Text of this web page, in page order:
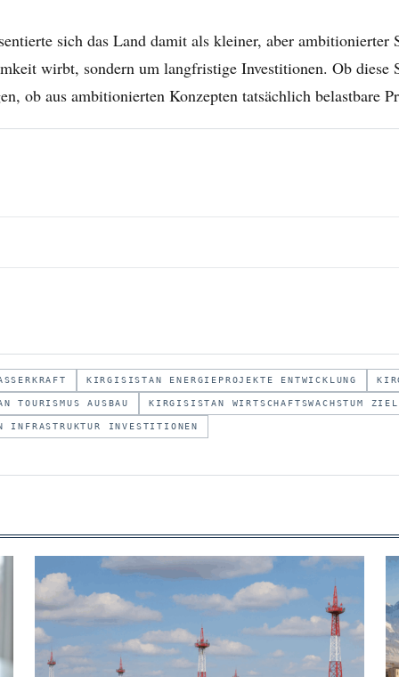
sich das Land damit als kleiner, aber ambitionierter
wirbt, sondern um langfristige Investitionen. Ob diese
ob aus ambitionierten Konzepten tatsächlich belastbare
KIRGISISTAN ENERGIEPROJEKTE ENTWICKLUNG
TOURISMUS AUSBAU KIRGISISTAN WIRTSCHAFTSWACHSTUM
INFRASTRUKTUR INVESTITIONEN